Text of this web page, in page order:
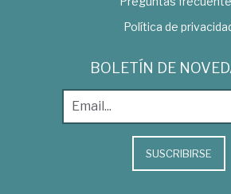
Política de
BOLETÍN DE
SUSCRIBIRSE